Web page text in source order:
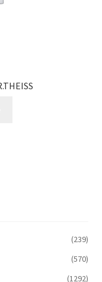
(239)
(570)
(1292)